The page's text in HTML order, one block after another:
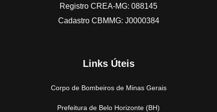
Registro CREA-MG: 088145
Cadastro CBMMG: J0000384
Links Úteis
Corpo de Bombeiros de Minas Gerais
Prefeitura de Belo Horizonte (BH)